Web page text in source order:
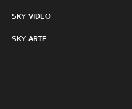
SKY VIDEO
SKY ARTE